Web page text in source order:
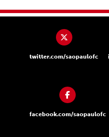
twitter.com/saopaulofc
facebook.com/saopaulofc